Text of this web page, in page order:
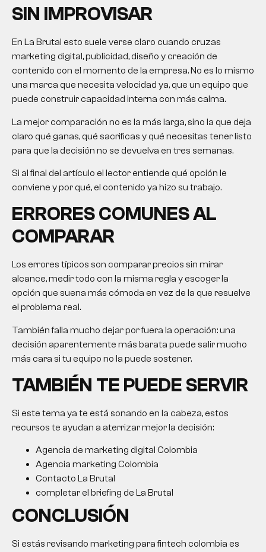
SIN IMPROVISAR
En La Brutal esto suele verse claro cuando cruzas
marketing digital, publicidad, diseño y creación de
contenido con el momento de la empresa. No es lo mismo
una marca que necesita velocidad ya, que un equipo que
puede construir capacidad interna con más calma.
La mejor comparación no es la más larga, sino la que deja
claro qué ganas, qué sacrificas y qué necesitas tener listo
para que la decisión no se devuelva en tres semanas.
Si al final del artículo el lector entiende qué opción le
conviene y por qué, el contenido ya hizo su trabajo.
ERRORES COMUNES AL
COMPARAR
Los errores típicos son comparar precios sin mirar
alcance, medir todo con la misma regla y escoger la
opción que suena más cómoda en vez de la que resuelve
el problema real.
También falla mucho dejar por fuera la operación: una
decisión aparentemente más barata puede salir mucho
más cara si tu equipo no la puede sostener.
TAMBIÉN TE PUEDE SERVIR
Si este tema ya te está sonando en la cabeza, estos
recursos te ayudan a aterrizar mejor la decisión:
Agencia de marketing digital Colombia
Agencia marketing Colombia
Contacto La Brutal
completar el briefing de La Brutal
CONCLUSIÓN
Si estás revisando marketing para fintech colombia es